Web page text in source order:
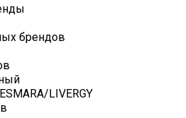
брендов
LIVERGY